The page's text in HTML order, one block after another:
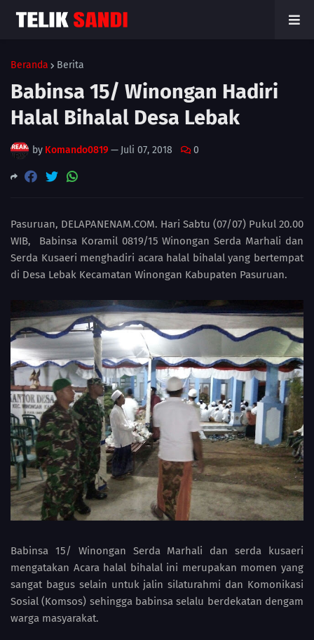
Beranda Berita
Babinsa 15/ Winongan Hadiri
Halal Bihalal Desa Lebak
by Komando0819 — Juli 07, 2018 0
Pasuruan, DELAPANENAM.COM. Hari Sabtu (07/07) Pukul 20.00
WIB, Babinsa Koramil 0819/15 Winongan Serda Marhali dan
Serda Kusaeri menghadiri acara halal bihalal yang bertempat
di Desa Lebak Kecamatan Winongan Kabupaten Pasuruan.
Babinsa 15/ Winongan Serda Marhali dan serda kusaeri
mengatakan Acara halal bihalal ini merupakan momen yang
sangat bagus selain untuk jalin silaturahmi dan Komonikasi
Sosial (Komsos) sehingga babinsa selalu berdekatan dengam
warga masyarakat.